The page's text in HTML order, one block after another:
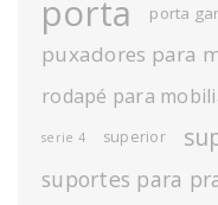
porta porta
puxadores para
rodapé para
serie 4 superior
suportes para